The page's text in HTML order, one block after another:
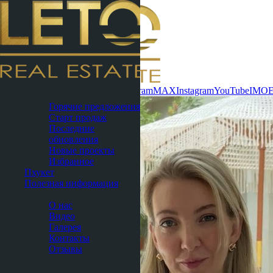
TelegramMAXInstagramYouTubeIMO
Горячие предложения
Старт продаж
Последние
обновления
Новые проекты
Избранное
Пхукет
Полезная информация
О нас
Видео
Галерея
Контакты
Отзывы